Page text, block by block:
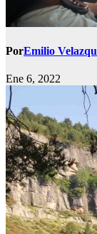
PorEmilio
Ene 6, 2022